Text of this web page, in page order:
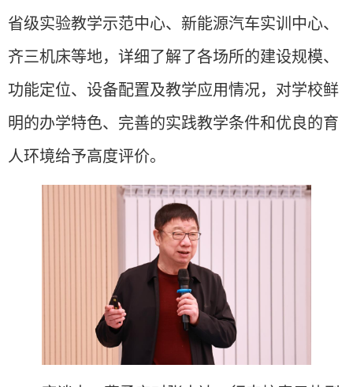
省级实验教学示范中心、新能源汽车实训中心、
齐三机床等地，详细了解了各场所的建设规模、
功能定位、设备配置及教学应用情况，对学校鲜
明的办学特色、完善的实践教学条件和优良的育
人环境给予高度评价。